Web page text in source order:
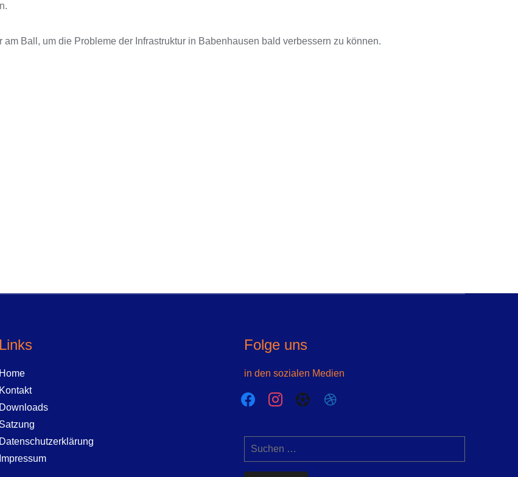
Ball, um die Probleme der Infrastruktur in Babenhausen bald verbessern zu können.
Links
Home
Kontakt
Downloads
Satzung
Datenschutzerklärung
Impressum
Folge uns
in den sozialen Medien
facebookinstagram
futbol-
dribbble
Suchen
nach: